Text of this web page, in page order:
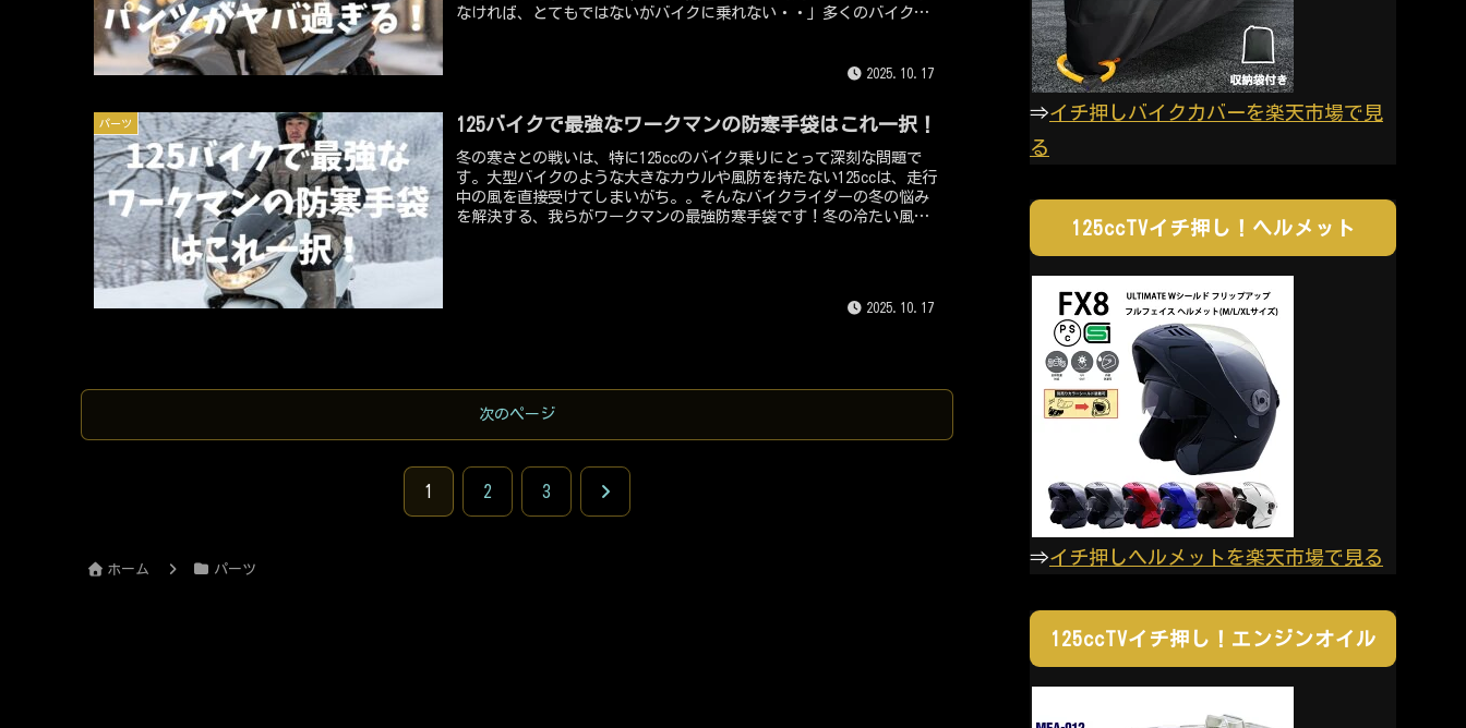
なければ、とてもではないがバイクに乗れない・・」多くのバイクオ
く、せっかくのツーリングの楽しさも半減させてしまいます。今回
クマンの冬用ライダーパンツが「ヤバい」と言われる理由を徹底的に
解説していきます。
2025.10.17
パーツ 125バイクで最強なワークマンの防寒手袋はこれ一択！
冬の寒さとの戦いは、特に125ccのバイク乗りにとって深刻な問題で
す。大型バイクのような大きなカウルや風防を持たない125ccは、走行
中の風を直接受けてしまいがち。。そんなバイクライダーの冬の悩み
を解決する、我らがワークマンの最強防寒手袋です！冬の冷たい風
2025.10.17
次のページ
1 2 3 次
ホーム パーツ
⇒イチ押しバイクカバーを楽天市場で見
る
125ccTVイチ押し！ヘルメット
⇒イチ押しヘルメットを楽天市場で見る
125ccTVイチ押し！エンジンオイル